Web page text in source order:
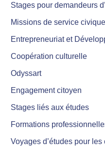
Stages pour demandeurs
Missions de service civique
Entrepreneuriat et
Coopération culturelle
Odyssart
Engagement citoyen
Stages liés aux études
Formations
Voyages d’études pour